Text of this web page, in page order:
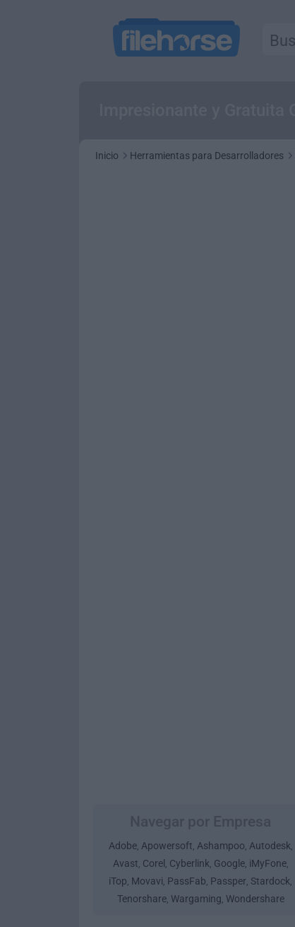
Inicio Herramientas para Desarrolladores
Adobe, Apowersoft, Ashampoo, Autodesk,
Avast, Corel , Cyberlink, Google, iMyFone,
iTop, Movavi, PassFab, Passper, Stardock,
Tenorshare, Wargaming, Wondershare